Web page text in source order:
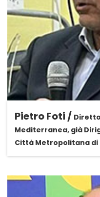
Pietro Foti /
Mediterranea, già
Città Metropolitana di